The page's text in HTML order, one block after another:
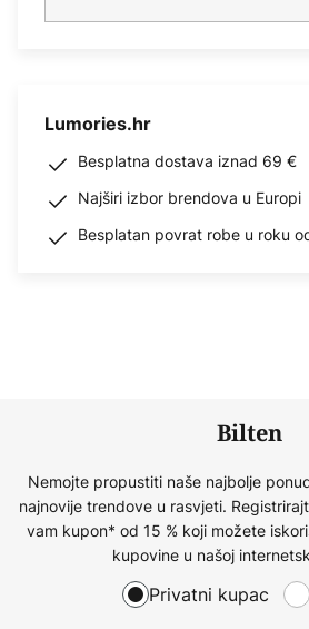
Lumories.hr
Besplatna dostava iznad 69 €
Najširi izbor brendova u Europi
Besplatan povrat robe u roku
Bilten
Nemojte propustiti naše najbolje
najnovije trendove u rasvjeti.
vam kupon* od 15 % koji možete
kupovine u našoj
Privatni kupac